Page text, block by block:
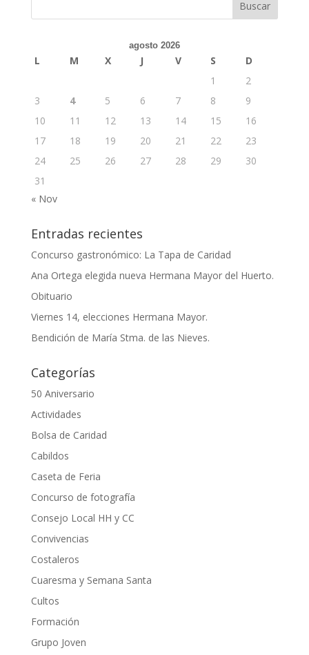
agosto 2026
L M X J V S
D
1
2
3
4 5 6 7 8
9
10
11 12 13 14 15
16
17
18 19 20 21 22
23
24
25 26 27 28 29
30
31
« Nov
Entradas recientes
Concurso gastronómico: La Tapa de Caridad
Ana Ortega elegida nueva Hermana Mayor del Huerto.
Obituario
Viernes 14, elecciones Hermana Mayor.
Bendición de María Stma. de las Nieves.
Categorías
50 Aniversario
Actividades
Bolsa de Caridad
Cabildos
Caseta de Feria
Concurso de fotografía
Consejo Local HH y CC
Convivencias
Costaleros
Cuaresma y Semana Santa
Cultos
Formación
Grupo Joven